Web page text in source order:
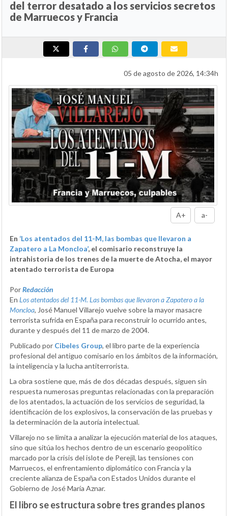
del terror desatado a los servicios secretos
de Marruecos y Francia
05 de agosto de 2026, 14:34h
A+ a-
En ‘Los atentados del 11-M, las bombas que llevaron a
Zapatero a La Moncloa’, el comisario reconstruye la
intrahistoria de los trenes de la muerte de Atocha, el mayor
atentado terrorista de Europa
PorRedacción
En Los atentados del 11-M. Las bombas que llevaron a Zapatero a la
Moncloa, José Manuel Villarejo vuelve sobre la mayor masacre
terrorista sufrida en España para reconstruir lo ocurrido antes,
durante y después del 11 de marzo de 2004.
Publicado por Cibeles Group, el libro parte de la experiencia
profesional del antiguo comisario en los ámbitos de la información,
la inteligencia y la lucha antiterrorista.
La obra sostiene que, más de dos décadas después, siguen sin
respuesta numerosas preguntas relacionadas con la preparación
de los atentados, la actuación de los servicios de seguridad, la
identificación de los explosivos, la conservación de las pruebas y
la determinación de la autoría intelectual.
Villarejo no se limita a analizar la ejecución material de los ataques,
sino que sitúa los hechos dentro de un escenario geopolítico
marcado por la crisis del islote de Perejil, las tensiones con
Marruecos, el enfrentamiento diplomático con Francia y la
creciente alianza de España con Estados Unidos durante el
Gobierno de José María Aznar.
El libro se estructura sobre tres grandes planos